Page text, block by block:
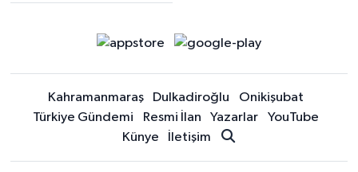
Kahramanmaraş Dulkadiroğlu
Onikişubat
Türkiye Gündemi
Resmi İlan Yazarlar
YouTube
Künye
İletişim